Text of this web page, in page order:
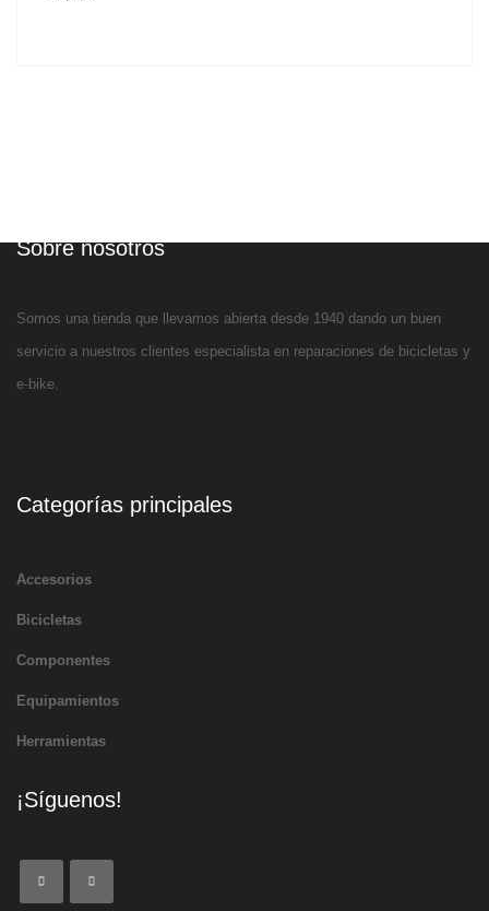
Sobre nosotros
Somos una tienda que llevamos abierta desde 1940 dando un buen
servicio a nuestros clientes especialista en reparaciones de bicicletas y
e-bike.
Categorías principales
Accesorios
Bicicletas
Componentes
Equipamientos
Herramientas
¡Síguenos!